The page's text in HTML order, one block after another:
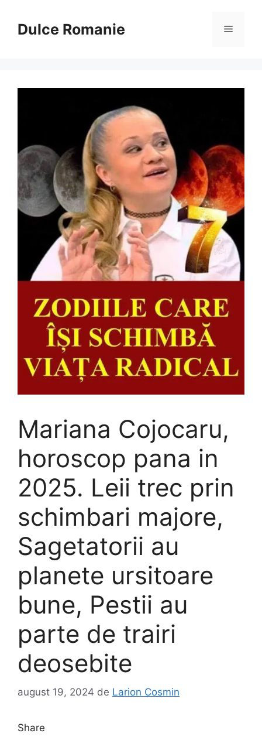
conținutDulce Romanie Meniu
Mariana Cojocaru,
horoscop pana in
2025. Leii trec prin
schimbari majore,
Sagetatorii au
planete ursitoare
bune, Pestii au
parte de trairi
deosebite
august 19, 2024 de Larion Cosmin
Share